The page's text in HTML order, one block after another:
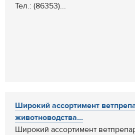
Тел.: (86353)...
Широкий ассортимент
животноводства...
Широкий ассортимент